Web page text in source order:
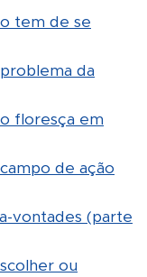
tem de se
da
floresça em
de ação
vontades (parte
ou